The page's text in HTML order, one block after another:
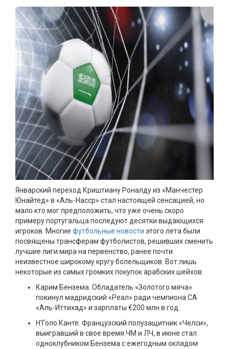
Январский переход Криштиану Роналду из «Манчестер
Юнайтед» в «Аль-Насср» стал настоящей сенсацией, но
мало кто мог предположить, что уже очень скоро
примеру португальца последуют десятки выдающихся
игроков. Многие футбольные новости этого лета были
посвящены трансферам футболистов, решивших сменить
лучшие лиги мира на первенство, ранее почти
неизвестное широкому кругу болельщиков. Вот лишь
некоторые из самых громких покупок арабских шейхов:
Карим Бензема. Обладатель «Золотого мяча»
покинул мадридский «Реал» ради чемпиона СА
«Аль-Иттихад» и зарплаты €200 млн в год.
Н'Голо Канте. Французский полузащитник «Челси»,
выигравший в свое время ЧМ и ЛЧ, в июне стал
одноклубником Бензема с ежегодным окладом